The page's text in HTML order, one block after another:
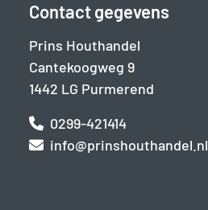
Contact gegevens
Prins Houthandel
Cantekoogweg 9
1442 LG Purmerend
0299-421414
info@prinshouthandel.nl